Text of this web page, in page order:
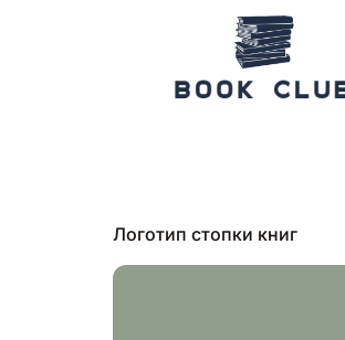
Логотип стопки книг